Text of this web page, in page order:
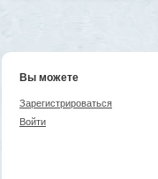
Вы можете
Зарегистрироваться
Войти